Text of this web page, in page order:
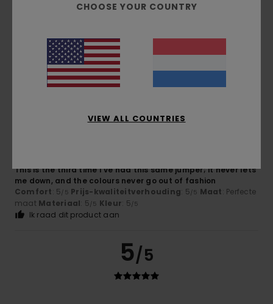
Comfort: 5/5 Prijs-kwaliteitverhouding: 5 Maat: Perfecte
Materiaal: 5/5 Kleur
Ik raad dit product aan
This is the third time I’ve had this same jumper; it never lets
me down, and the colours never go out of fashion
Comfort: 5/5 Prijs-kwaliteitverhouding: 5/5 Maat: Perfecte
maat Materiaal: 5/5 Kleur: 5/5
Ik raad dit product aan
5/5
CHOOSE YOUR COUNTRY
VIEW ALL COUNTRIES